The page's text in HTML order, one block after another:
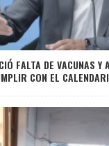
FALTA DE VACUNAS Y
CON EL